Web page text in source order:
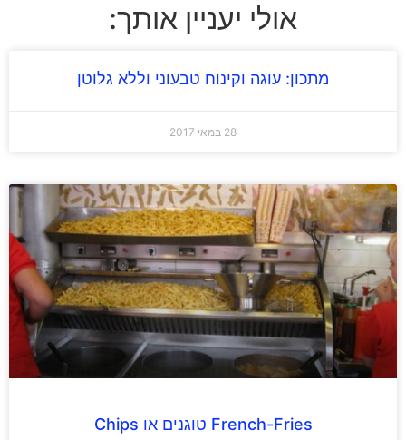
אולי יעניין אותך:
מתכון: עוגה וקינוח טבעוני וללא גלוטן
French-Fries טוגנים או Chips